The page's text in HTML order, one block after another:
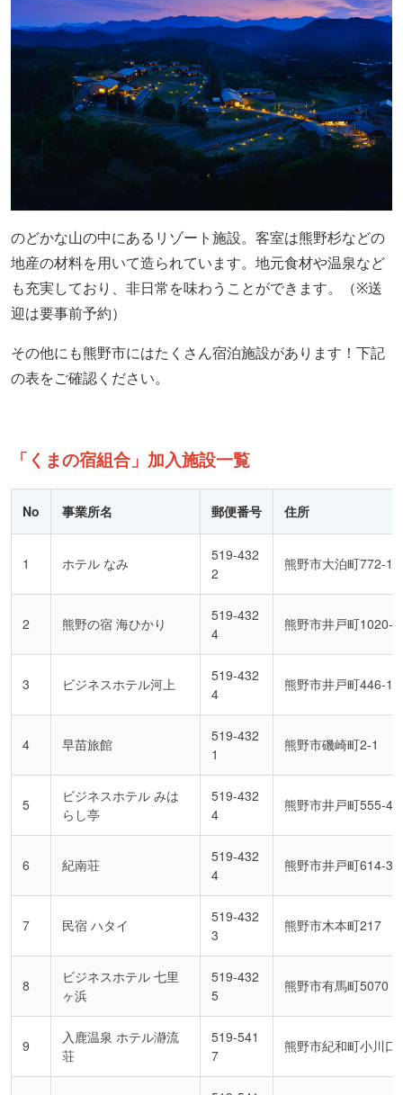
のどかな山の中にあるリゾート施設。客室は熊野杉などの
地産の材料を用いて造られています。地元食材や温泉など
も充実しており、非日常を味わうことができます。（※送
迎は要事前予約）
その他にも熊野市にはたくさん宿泊施設があります！下記
の表をご確認ください。
「くまの宿組合」加入施設一覧
No 事業所名 郵便番号 住所
1 ホテル なみ
519-432
2
熊野市大泊町772-1
2 熊野の宿 海ひかり
519-432
4
熊野市井戸町1020-7
3 ビジネスホテル河上
519-432
4
熊野市井戸町446-15
4 早苗旅館
519-432
1
熊野市磯崎町2-1
5
ビジネスホテル みは
らし亭
519-432
4
熊野市井戸町555-4
6 紀南荘
519-432
4
熊野市井戸町614-3
7 民宿 ハタイ
519-432
3
熊野市木本町217
8
ビジネスホテル 七里
ヶ浜
519-432
5
熊野市有馬町5070
9
入鹿温泉 ホテル瀞流
荘
519-541
7
熊野市紀和町小川口